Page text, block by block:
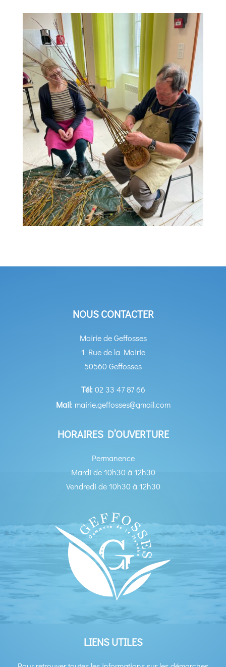
NOUS CONTACTER
Mairie de Geffosses
1 Rue de la Mairie
50560 Geffosses
Tél:02 33 47 87 66
Mail: mairie.geffosses@gmail.com
HORAIRES D’OUVERTURE
Permanence
Mardi de 10h30 à 12h30
Vendredi de 10h30 à 12h30
LIENS UTILES